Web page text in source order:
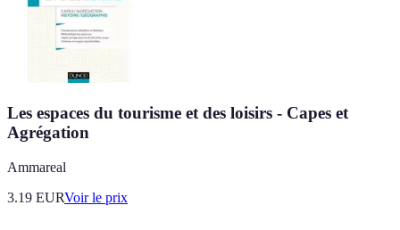
Les espaces du tourisme et des loisirs - Capes et
Agrégation
Ammareal
3.19 EURVoir le prix